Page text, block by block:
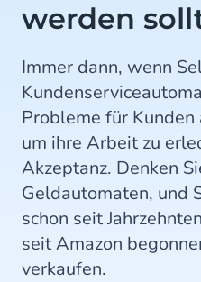
werden
Immer dann, wenn
Probleme für
um ihre Arbeit zu
Akzeptanz. Denken
Geldautomaten, und
schon seit
seit Amazon
verkaufen.